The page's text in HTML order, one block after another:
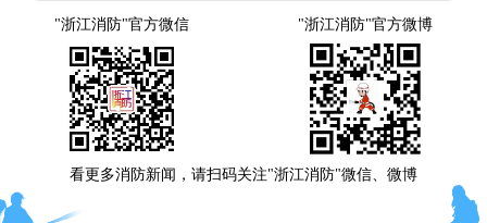
"浙江消防"官方微信 "浙江消防"官方微博
看更多消防新闻，请扫码关注"浙江消防"微信、微博